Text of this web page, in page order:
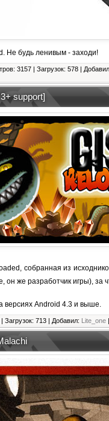
Не будь ленивым - заходи!
3157 | Загрузок: 578 |
support]
собранная из
же разработчик игры), за
Android 4.3 и выше.
Загрузок: 713 | Добавил: Lite_one